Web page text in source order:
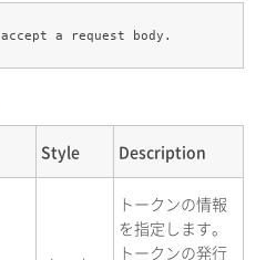
Style Description
トークンの情報
を指定します。
トークンの発行